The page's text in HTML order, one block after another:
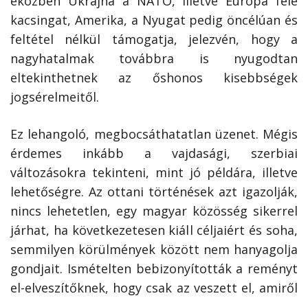
kacsingat, Amerika, a Nyugat pedig öncélúan és
feltétel nélkül támogatja, jelezvén, hogy a
nagyhatalmak továbbra is nyugodtan
eltekinthetnek az őshonos kisebbségek
jogsérelmeitől.
Ez lehangoló, megbocsáthatatlan üzenet. Mégis
érdemes inkább a vajdasági, szerbiai
változásokra tekinteni, mint jó példára, illetve
lehetőségre. Az ottani történések azt igazolják,
nincs lehetetlen, egy magyar közösség sikerrel
járhat, ha következetesen kiáll céljaiért és soha,
semmilyen körülmények között nem hanyagolja
gondjait. Ismételten bebizonyították a reményt
el-elveszítőknek, hogy csak az veszett el, amiről